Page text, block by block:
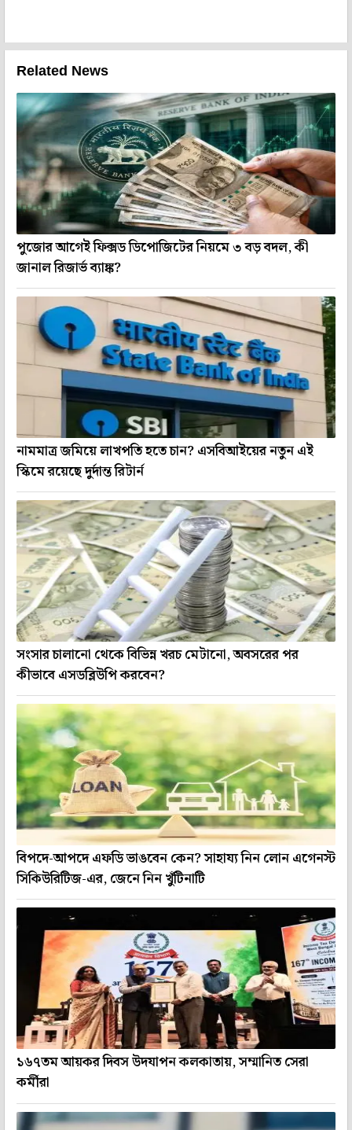
Related News
পুজোর আগেই ফিক্সড ডিপোজিটের নিয়মে ৩ বড় বদল, কী
জানাল রিজার্ভ ব্যাঙ্ক?
নামমাত্র জমিয়ে লাখপতি হতে চান? এসবিআইয়ের নতুন এই
স্কিমে রয়েছে দুর্দান্ত রিটার্ন
সংসার চালানো থেকে বিভিন্ন খরচ মেটানো, অবসরের পর
কীভাবে এসডব্লিউপি করবেন?
বিপদে-আপদে এফডি ভাঙবেন কেন? সাহায্য নিন লোন এগেনস্ট
সিকিউরিটিজ-এর, জেনে নিন খুঁটিনাটি
১৬৭তম আয়কর দিবস উদযাপন কলকাতায়, সম্মানিত সেরা
কর্মীরা